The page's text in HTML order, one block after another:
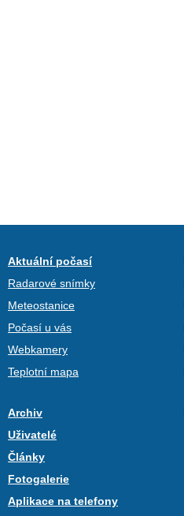
Aktuální počasí
Radarové snímky
Meteostanice
Počasí u vás
Webkamery
Teplotní mapa
Archiv
Uživatelé
Články
Fotogalerie
Aplikace na telefony